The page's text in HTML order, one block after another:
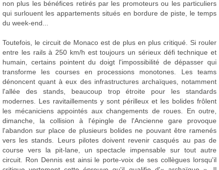
non plus les bénéfices retirés par les promoteurs ou les particuliers
qui surlouent les appartements situés en bordure de piste, le temps
du week-end...
Toutefois, le circuit de Monaco est de plus en plus critiqué. Si rouler
entre les rails à 250 km/h est toujours un sérieux défi technique et
humain, certains pointent du doigt l'impossibilité de dépasser qui
transforme les courses en processions monotones. Les teams
dénoncent quant à eux des infrastructures archaïques, notamment
l'allée des stands, beaucoup trop étroite pour les standards
modernes. Les ravitaillements y sont périlleux et les bolides frôlent
les mécaniciens appointés aux changements de roues. En outre,
dimanche, la collision à l'épingle de l'Ancienne gare provoque
l'abandon sur place de plusieurs bolides ne pouvant être ramenés
vers les stands. Leurs pilotes doivent revenir casqués au pas de
course vers la pit-lane, un spectacle impensable sur tout autre
circuit. Ron Dennis est ainsi le porte-voix de ses collègues lorsqu'il